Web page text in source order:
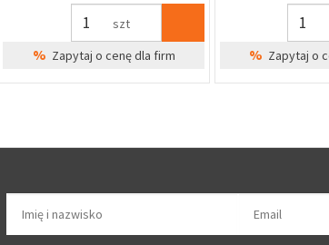
Zapytaj o cenę dla firm Zapytaj o cenę dla